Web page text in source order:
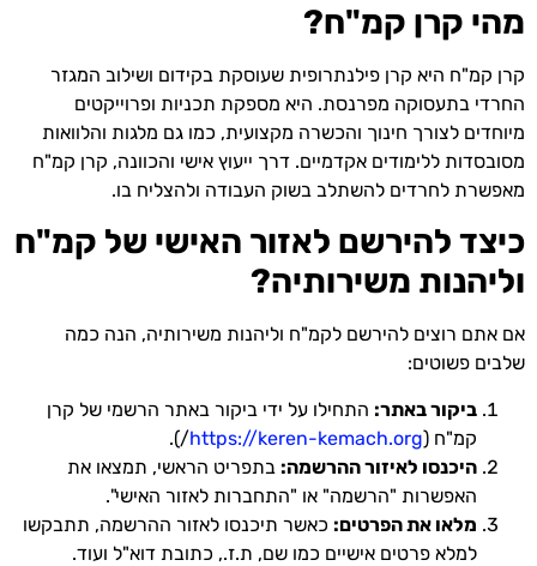
מהי קרן קמ"ח?
קרן קמ"ח היא קרן פילנתרופית שעוסקת בקידום ושילוב המגזר
החרדי בתעסוקה מפרנסת. היא מספקת תכניות ופרוייקטים
מיוחדים לצורך חינוך והכשרה מקצועית, כמו גם מלגות והלוואות
מסובסדות ללימודים אקדמיים. דרך ייעוץ אישי והכוונה, קרן קמ"ח
מאפשרת לחרדים להשתלב בשוק העבודה ולהצליח בו.
כיצד להירשם לאזור האישי של קמ"ח
וליהנות משירותיה?
אם אתם רוצים להירשם לקמ"ח וליהנות משירותיה, הנה כמה
שלבים פשוטים:
ביקור באתר: התחילו על ידי ביקור באתר הרשמי של קרן
קמ"ח (https://keren-kemach.org
/).
היכנסו לאיזור ההרשמה: בתפריט הראשי, תמצאו את
האפשרות "הרשמה" או "התחברות לאזור האישי".
מלאו את הפרטים: כאשר תיכנסו לאזור ההרשמה, תתבקשו
למלא פרטים אישיים כמו שם, ת.ז., כתובת דוא"ל ועוד.